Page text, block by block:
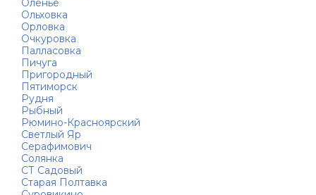
Оленье
Ольховка
Орловка
Очкуровка
Палласовка
Пичуга
Пригородный
Пятиморск
Рудня
Рыбный
Рюмино-Красноярский
Светлый Яр
Серафимович
Солянка
СТ Садовый
Старая Полтавка